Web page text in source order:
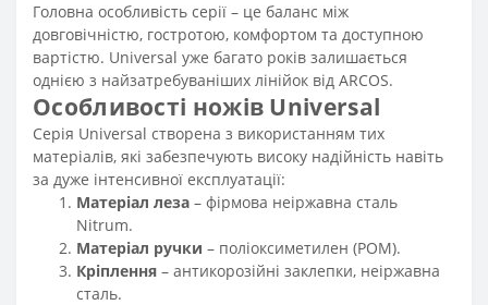
Головна особливість серії – це баланс між
довговічністю, гостротою, комфортом та доступною
вартістю. Universal уже багато років залишається
однією з найзатребуваніших лінійок від ARCOS.
Особливості ножів Universal
Серія Universal створена з використанням тих
матеріалів, які забезпечують високу надійність навіть
за дуже інтенсивної експлуатації:
Матеріал леза – фірмова неіржавна сталь
Nitrum.
Матеріал ручки – поліоксиметилен (POM).
Кріплення – антикорозійні заклепки, неіржавна
сталь.